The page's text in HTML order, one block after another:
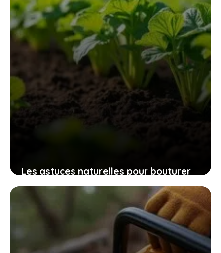
9 novembre 2025
Les astuces naturelles pour bouturer
les patates douces et cultiver
facilement chez soi des plants
robustes